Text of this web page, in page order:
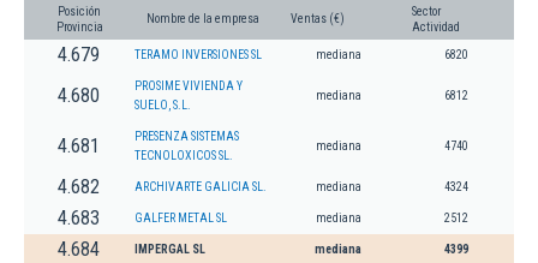
Posición
Provincia
Nombre de la empresa Ventas (€)
Sector
Actividad
4.679 TERAMO INVERSIONES SL mediana 6820
4.680
PROSIME VIVIENDA Y
SUELO, S.L.
mediana 6812
4.681
PRESENZA SISTEMAS
TECNOLOXICOS SL.
mediana 4740
4.682 ARCHIVARTE GALICIA SL. mediana 4324
4.683 GALFER METAL SL mediana 2512
4.684 IMPERGAL SL mediana 4399